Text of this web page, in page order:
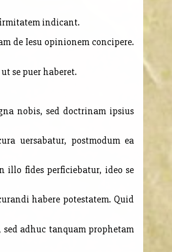
indicant.
de Iesu opinionem concipere.
se puer haberet.
nobis, sed doctrinam ipsius
uersabatur, postmodum ea
illo fides perficiebatur, ideo se
habere potestatem. Quid
sed adhuc tanquam prophetam